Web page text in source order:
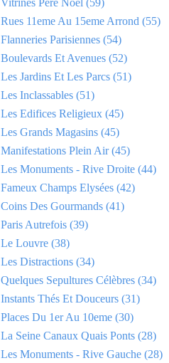
Rues 11eme Au 15eme Arrond (55)
Flanneries Parisiennes (54)
Boulevards Et Avenues (52)
Les Jardins Et Les Parcs (51)
Les Inclassables (51)
Les Edifices Religieux (45)
Les Grands Magasins (45)
Manifestations Plein Air(45)
Les Monuments - Rive Droite (44)
Fameux Champs Elysées (42)
Coins Des Gourmands (41)
Paris Autrefois (39)
Le Louvre (38)
Les Distractions (34)
Quelques Sepultures Célèbres (34)
Instants Thés Et Douceurs (31)
Places Du 1er Au 10eme (30)
La Seine Canaux Quais Ponts (28)
Les Monuments - Rive Gauche (28)